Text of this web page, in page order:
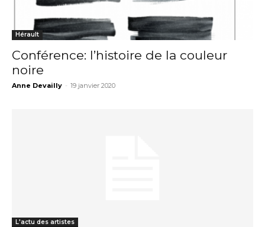
Hérault
Conférence: l’histoire de la couleur
noire
Anne Devailly - 19 janvier 2020
L'actu des artistes